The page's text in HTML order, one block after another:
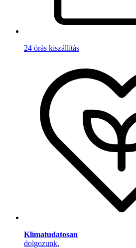
24 órás kiszállítás
Klímatudatosan
dolgozunk.